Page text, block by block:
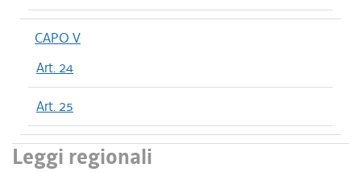
CAPO V
Art. 24
Art. 25
Leggi regionali